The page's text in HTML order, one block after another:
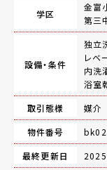
学区
金富
第三
設備・条件
独立
レベ
内洗
浴室
取引態様
媒介
物件番号
最終更新日